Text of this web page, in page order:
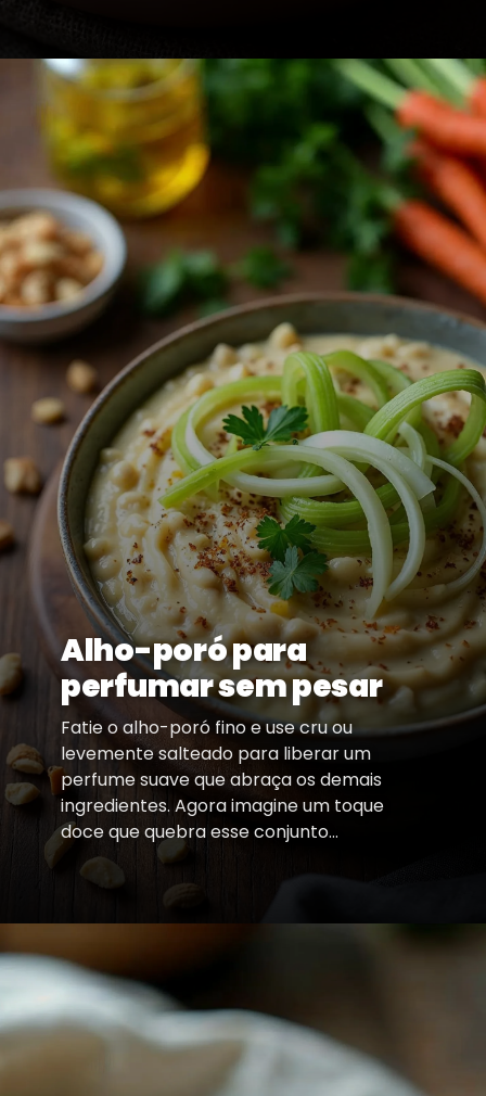
Alho-poró para
perfumar sem pesar
Fatie o alho-poró fino e use cru ou
levemente salteado para liberar um
perfume suave que abraça os demais
ingredientes. Agora imagine um toque
doce que quebra esse conjunto...